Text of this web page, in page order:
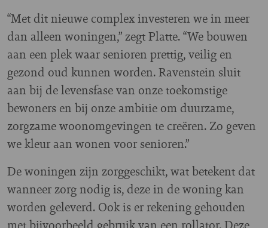
“Met dit nieuwe complex investeren we in meer
dan alleen woningen,” zegt Platte. “We bouwen
aan een plek waar senioren prettig, veilig en
gezond oud kunnen worden. Ravenstein sluit
aan bij de levensfase van onze toekomstige
bewoners en bij onze ambitie om duurzame,
zorgzame woonomgevingen te creëren. Zo geven
we kleur aan wonen voor senioren.”
De woningen zijn zorggeschikt, wat betekent dat
wanneer zorg nodig is, deze in de woning kan
worden geleverd. Ook is er rekening gehouden
met bijvoorbeeld gebruik van een rollator. Deze